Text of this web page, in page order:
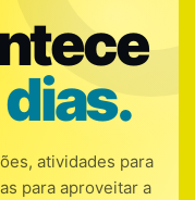
atividades para
para aproveitar a